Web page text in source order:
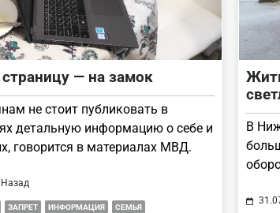
— на замок
не стоит публиковать в
детальную информацию о себе и
говорится в материалах МВД.
ЗАПРЕТ ИНФОРМАЦИЯ СЕМЬЯ
В